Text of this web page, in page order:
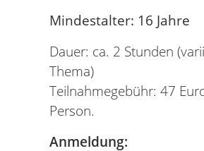
Mindestalter: 16 Jahre
Dauer: ca. 2 Stunden
Thema)
Teilnahmegebühr: 47
Person.
Anmeldung: